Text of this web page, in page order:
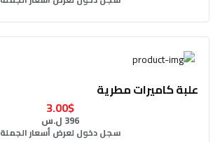
علبة كاميرات مطرية
3.00$
396 ل.س
سجل دخول لعرض أسعار الجملة